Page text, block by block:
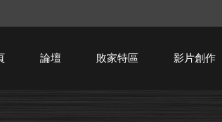
論壇 敗家特區 影片創作